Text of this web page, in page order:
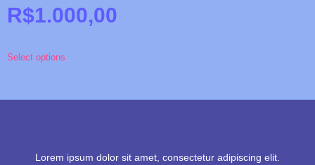
R$1.000,00
Select options
Lorem ipsum dolor sit amet, consectetur adipiscing elit.